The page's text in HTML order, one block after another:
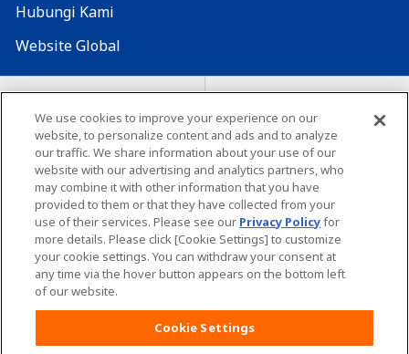
Hubungi Kami
Website Global
Map Situs Lokasi seluruh dunia
Tentang penggunaan situs ini Lingkungan yang dianjurkan
Copyright© Unicharm Corporation
We use cookies to improve your experience on our
website, to personalize content and ads and to analyze
our traffic. We share information about your use of our
website with our advertising and analytics partners, who
may combine it with other information that you have
provided to them or that they have collected from your
use of their services. Please see our Privacy Policyfor
more details. Please click [Cookie Settings] to customize
your cookie settings. You can withdraw your consent at
any time via the hover button appears on the bottom left
of our website.
Cookie Settings